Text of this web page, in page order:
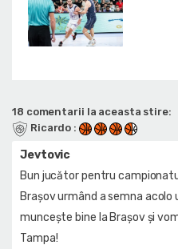
18 comentarii la aceasta stire:
Ricardo :
Jevtovic
Bun jucător pentru
Brașov urmând a semna acolo
muncește bine la Brașov și
Tampa!